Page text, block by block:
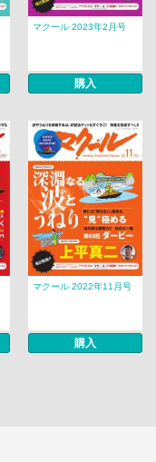
マクール 2023年2月号
購入
マクール 2022年11月号
購入